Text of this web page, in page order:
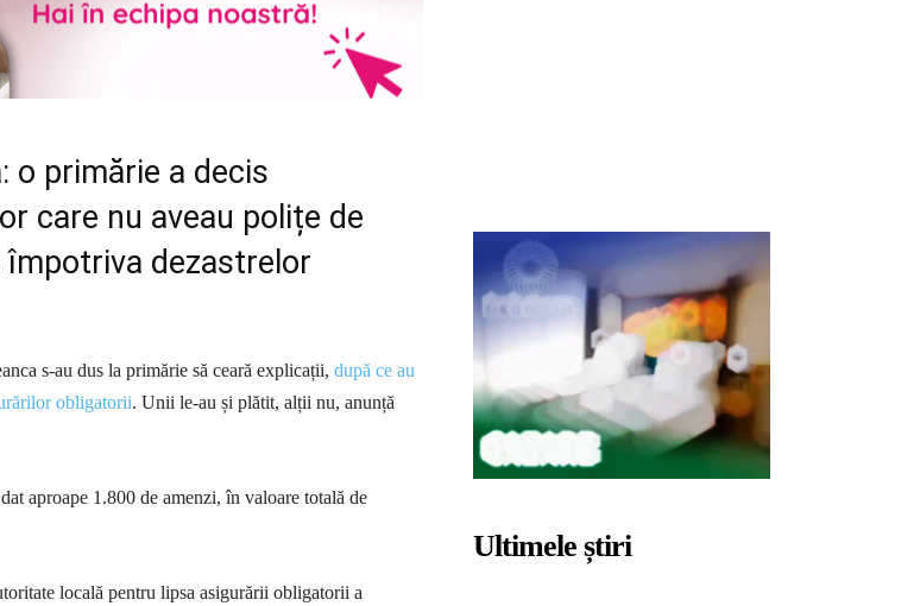
o primărie a decis
care nu aveau polițe de
dezastrelor
s-au dus la primărie să ceară explicații, după ce au
obligatorii. Unii le-au și plătit, alții nu, anunță
aproape 1.800 de amenzi, în valoare totală de
locală pentru lipsa asigurării obligatorii a
Ultimele știri